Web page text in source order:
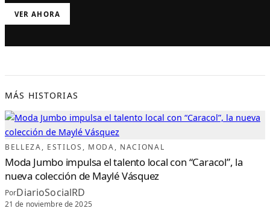
VER AHORA
:
L
E
N
A
R
2
0
Ñ
O
S
C
O
N
R
N
D
E
MÁS HISTORIAS
BELLEZA, ESTILOS , MODA, NACIONAL
Moda Jumbo impulsa el talento local con “Caracol”, la
nueva colección de Maylé Vásquez
PorDiarioSocialRD
21 de noviembre de 2025